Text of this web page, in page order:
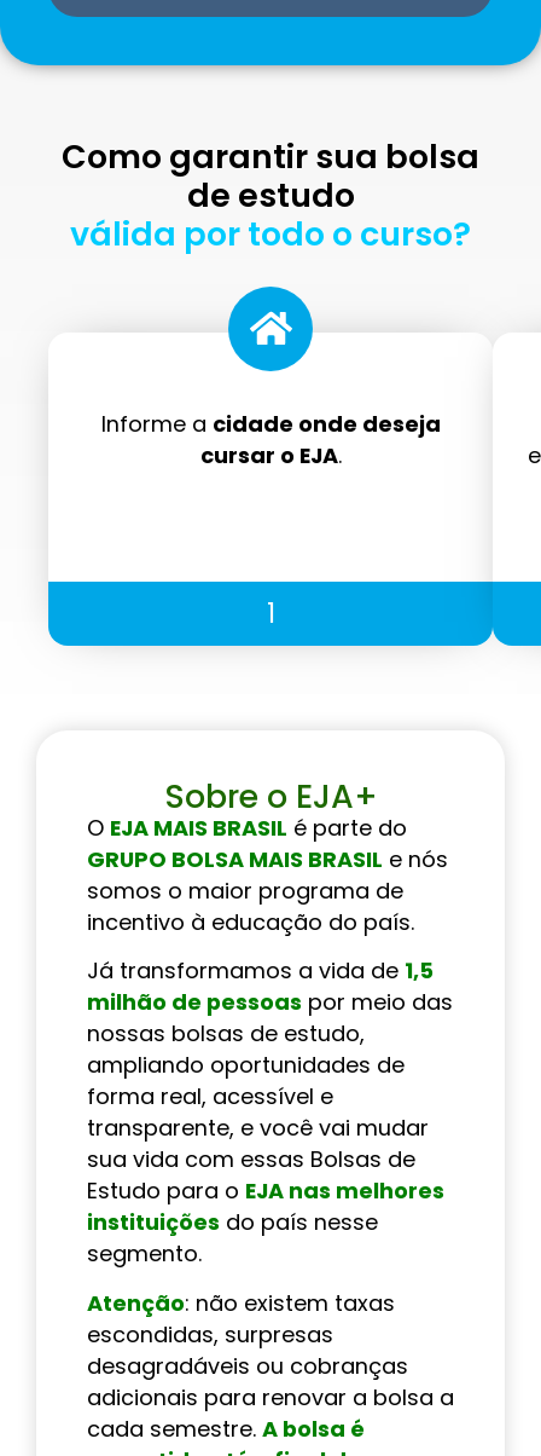
Como garantir sua bolsa
de estudo
válida por todo o curso?
Informe a cidade onde deseja
cursar o EJA.
1
Sobre o EJA+
O EJA MAIS BRASIL é parte do
GRUPO BOLSA MAIS BRASIL e nós
somos o maior programa de
incentivo à educação do país.
Já transformamos a vida de 1,5
milhão de pessoas por meio das
nossas bolsas de estudo,
ampliando oportunidades de
forma real, acessível e
transparente, e você vai mudar
sua vida com essas Bolsas de
Estudo para o EJA nas melhores
instituições do país nesse
segmento.
Atenção: não existem taxas
escondidas, surpresas
desagradáveis ou cobranças
adicionais para renovar a bolsa a
cada semestre. A bolsa é